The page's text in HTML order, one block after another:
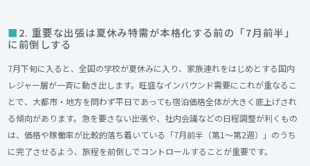
2. 重要な出張は夏休み特需が本格化する前の「7月前半」
に前倒しする
7月下旬に入ると、全国の学校が夏休みに入り、家族連れをはじめとする国内
レジャー層が一斉に動き出します。旺盛なインバウンド需要にこれが重なるこ
とで、大都市・地方を問わず平日であっても宿泊価格全体が大きく底上げされ
る傾向があります。急を要さない出張や、社内会議などの日程調整が利くもの
は、価格や稼働率が比較的落ち着いている「7月前半（第1〜第2週）」のうち
に完了させるよう、旅程を前倒しでコントロールすることが重要です。